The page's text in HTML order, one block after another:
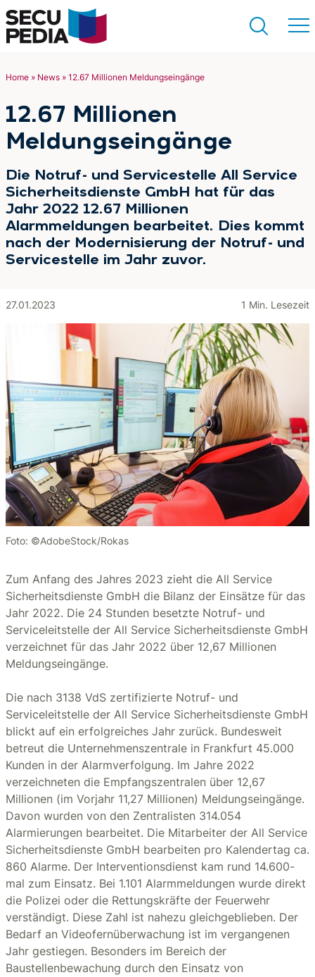
Suchen
Home » News » 12.67 Millionen Meldungseingänge
12.67 Millionen
Meldungseingänge
Die Notruf- und Servicestelle All Service
Sicherheitsdienste GmbH hat für das
Jahr 2022 12.67 Millionen
Alarmmeldungen bearbeitet. Dies kommt
nach der Modernisierung der Notruf- und
Servicestelle im Jahr zuvor.
27.01.2023 1 Min. Lesezeit
Foto: ©AdobeStock/Rokas
Zum Anfang des Jahres 2023 zieht die All Service
Sicherheitsdienste GmbH die Bilanz der Einsätze für das
Jahr 2022. Die 24 Stunden besetzte Notruf- und
Serviceleitstelle der All Service Sicherheitsdienste GmbH
verzeichnet für das Jahr 2022 über 12,67 Millionen
Meldungseingänge.
Die nach 3138 VdS zertifizierte Notruf- und
Serviceleitstelle der All Service Sicherheitsdienste GmbH
blickt auf ein erfolgreiches Jahr zurück. Bundesweit
betreut die Unternehmenszentrale in Frankfurt 45.000
Kunden in der Alarmverfolgung. Im Jahre 2022
verzeichneten die Empfangszentralen über 12,67
Millionen (im Vorjahr 11,27 Millionen) Meldungseingänge.
Davon wurden von den Zentralisten 314.054
Alarmierungen bearbeitet. Die Mitarbeiter der All Service
Sicherheitsdienste GmbH bearbeiten pro Kalendertag ca.
860 Alarme. Der Interventionsdienst kam rund 14.600-
mal zum Einsatz. Bei 1.101 Alarmmeldungen wurde direkt
die Polizei oder die Rettungskräfte der Feuerwehr
verständigt. Diese Zahl ist nahezu gleichgeblieben. Der
Bedarf an Videofernüberwachung ist im vergangenen
Jahr gestiegen. Besonders im Bereich der
Baustellenbewachung durch den Einsatz von